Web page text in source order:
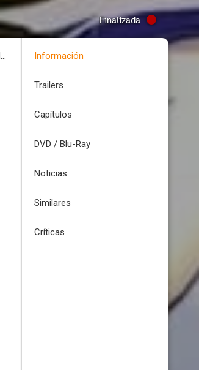
Finalizada
Clasificación por edades Información
Trailers
Capítulos
DVD / Blu-Ray
Noticias
Similares
Críticas